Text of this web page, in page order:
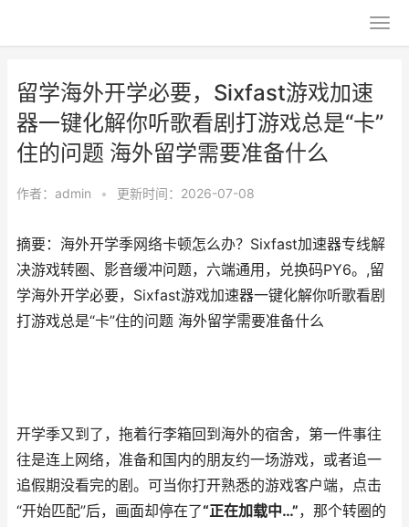
留学海外开学必要，Sixfast游戏加速
器一键化解你听歌看剧打游戏总是“卡”
住的问题 海外留学需要准备什么
作者： admin • 更新时间：2026-07-08
摘要：海外开学季网络卡顿怎么办？Sixfast加速器专线解
决游戏转圈、影音缓冲问题，六端通用，兑换码PY6。,留
学海外开学必要，Sixfast游戏加速器一键化解你听歌看剧
打游戏总是“卡”住的问题 海外留学需要准备什么
开学季又到了，拖着行李箱回到海外的宿舍，第一件事往
往是连上网络，准备和国内的朋友约一场游戏，或者追一
追假期没看完的剧。可当你打开熟悉的游戏客户端，点击
“开始匹配”后，画面却停在了“正在加载中…”，那个转圈的